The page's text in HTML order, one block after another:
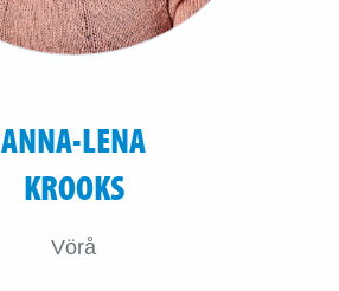
ANNA-LENA
KROOKS
Vörå